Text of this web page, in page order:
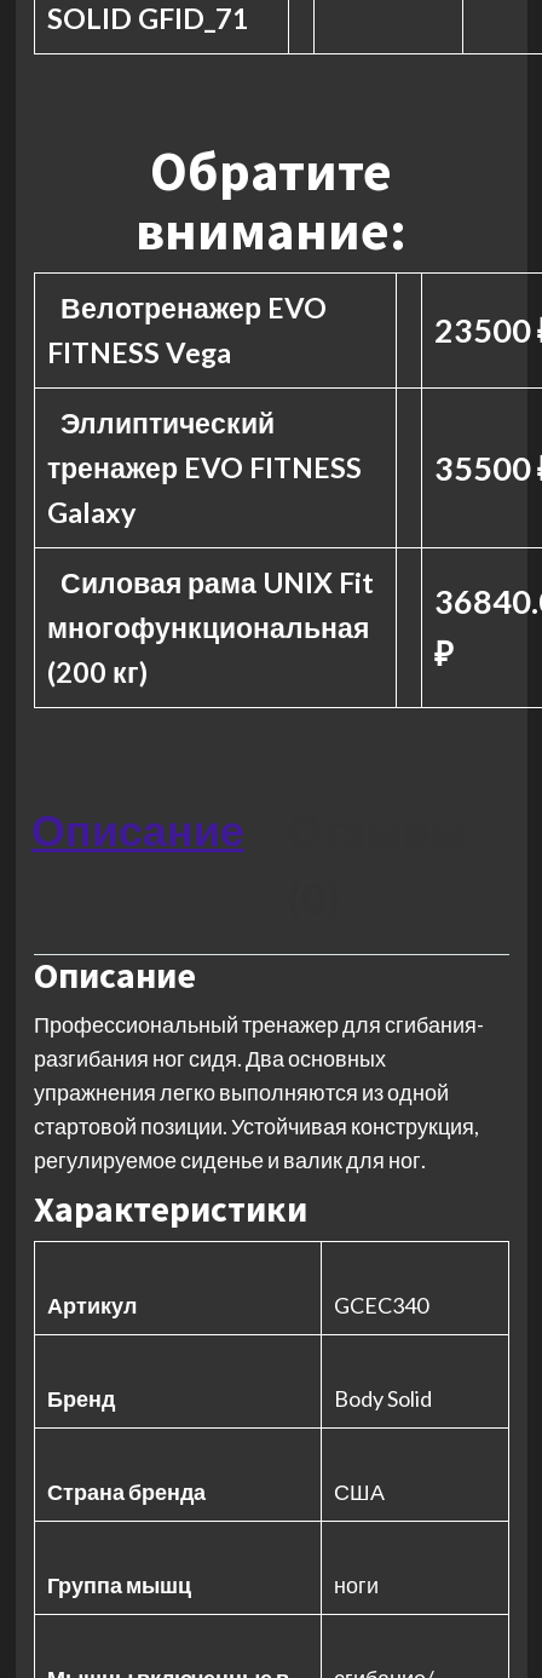
SOLID GFID_71
Обратите
внимание:
Велотренажер EVO
FITNESS Vega
23500
Эллиптический
тренажер EVO FITNESS
Galaxy
35500
Силовая рама UNIX Fit
многофункциональная
(200 кг)
₽
Описание
Описание
Профессиональный тренажер для сгибания-
разгибания ног сидя. Два основных
упражнения легко выполняются из одной
стартовой позиции. Устойчивая конструкция,
регулируемое сиденье и валик для ног.
Характеристики
Артикул GCEC340
Бренд Body Solid
Страна бренда США
Группа мышц ноги